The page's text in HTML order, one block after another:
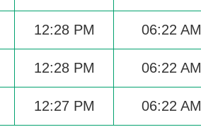
12:28 PM 06:22 AM
12:28 PM 06:22 AM
12:27 PM 06:22 AM